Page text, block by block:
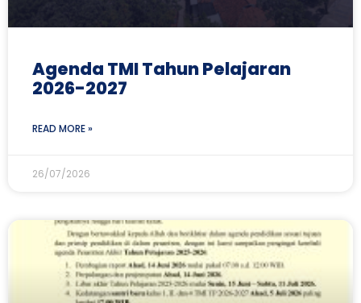
Agenda TMI Tahun Pelajaran
2026-2027
READ MORE »
26/07/2026